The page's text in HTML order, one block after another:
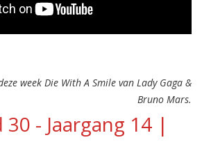
week Die With A Smile van Lady Gaga &
Bruno Mars.
- Jaargang 14 |